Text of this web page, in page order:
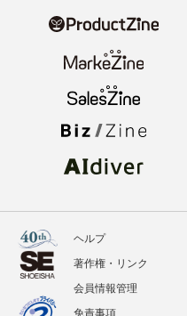
ヘルプ
著作権・リンク
会員情報管理
免責事項